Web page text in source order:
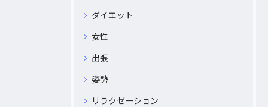
ダイエット
女性
出張
姿勢
リラクゼーション